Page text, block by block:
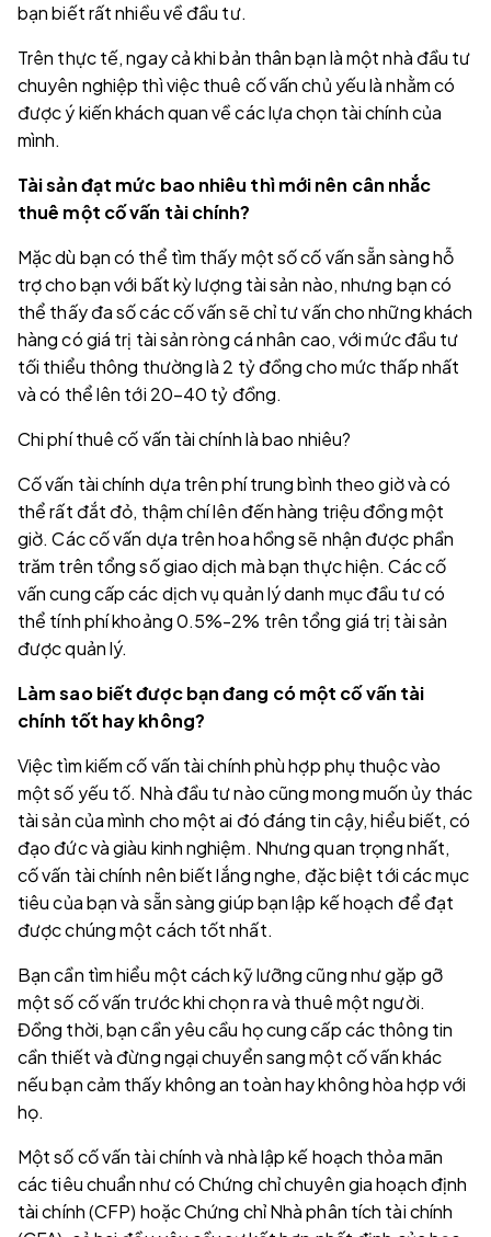
bạn biết rất nhiều về đầu tư.
Trên thực tế, ngay cả khi bản thân bạn là một nhà đầu tư
chuyên nghiệp thì việc thuê cố vấn chủ yếu là nhằm có
được ý kiến khách quan về các lựa chọn tài chính của
mình.
Tài sản đạt mức bao nhiêu thì mới nên cân nhắc
thuê một cố vấn tài chính?
Mặc dù bạn có thể tìm thấy một số cố vấn sẵn sàng hỗ
trợ cho bạn với bất kỳ lượng tài sản nào, nhưng bạn có
thể thấy đa số các cố vấn sẽ chỉ tư vấn cho những khách
hàng có giá trị tài sản ròng cá nhân cao, với mức đầu tư
tối thiểu thông thường là 2 tỷ đồng cho mức thấp nhất
và có thể lên tới 20–40 tỷ đồng.
Chi phí thuê cố vấn tài chính là bao nhiêu?
Cố vấn tài chính dựa trên phí trung bình theo giờ và có
thể rất đắt đỏ, thậm chí lên đến hàng triệu đồng một
giờ. Các cố vấn dựa trên hoa hồng sẽ nhận được phần
trăm trên tổng số giao dịch mà bạn thực hiện. Các cố
vấn cung cấp các dịch vụ quản lý danh mục đầu tư có
thể tính phí khoảng 0.5%-2% trên tổng giá trị tài sản
được quản lý.
Làm sao biết được bạn đang có một cố vấn tài
chính tốt hay không?
Việc tìm kiếm cố vấn tài chính phù hợp phụ thuộc vào
một số yếu tố. Nhà đầu tư nào cũng mong muốn ủy thác
tài sản của mình cho một ai đó đáng tin cậy, hiểu biết, có
đạo đức và giàu kinh nghiệm. Nhưng quan trọng nhất,
cố vấn tài chính nên biết lắng nghe, đặc biệt tới các mục
tiêu của bạn và sẵn sàng giúp bạn lập kế hoạch để đạt
được chúng một cách tốt nhất.
Bạn cần tìm hiểu một cách kỹ lưỡng cũng như gặp gỡ
một số cố vấn trước khi chọn ra và thuê một người.
Đồng thời, bạn cần yêu cầu họ cung cấp các thông tin
cần thiết và đừng ngại chuyển sang một cố vấn khác
nếu bạn cảm thấy không an toàn hay không hòa hợp với
họ.
Một số cố vấn tài chính và nhà lập kế hoạch thỏa mãn
các tiêu chuẩn như có Chứng chỉ chuyên gia hoạch định
tài chính (CFP) hoặc Chứng chỉ Nhà phân tích tài chính